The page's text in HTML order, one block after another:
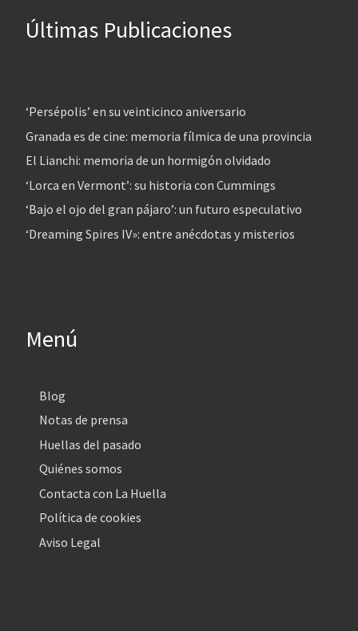
Últimas Publicaciones
‘Persépolis’ en su veinticinco aniversario
Granada es de cine: memoria fílmica de una provincia
El Lianchi: memoria de un hormigón olvidado
‘Lorca en Vermont’: su historia con Cummings
‘Bajo el ojo del gran pájaro’: un futuro especulativo
‘Dreaming Spires IV»: entre anécdotas y misterios
Menú
Blog
Notas de prensa
Huellas del pasado
Quiénes somos
Contacta con La Huella
Política de cookies
Aviso Legal